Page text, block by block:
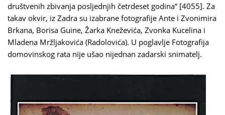
društvenih zbivanja posljednjih četrdeset godina“ [4055]. Za
takav okvir, iz Zadra su izabrane fotografije Ante i Zvonimira
Brkana, Borisa Guine, Žarka Kneževića, Zvonka Kucelina i
Mladena Mržljakovića (Radolovića). U poglavlje Fotografija
domovinskog rata nije ušao nijednan zadarski snimatelj.